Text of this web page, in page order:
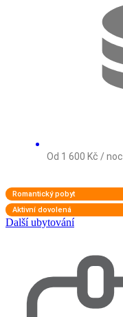
Od 1 600 Kč / noc
Romantický pobyt
Aktivní dovolená
Další ubytování